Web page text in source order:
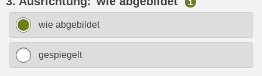
i
wie abgebildet
gespiegelt